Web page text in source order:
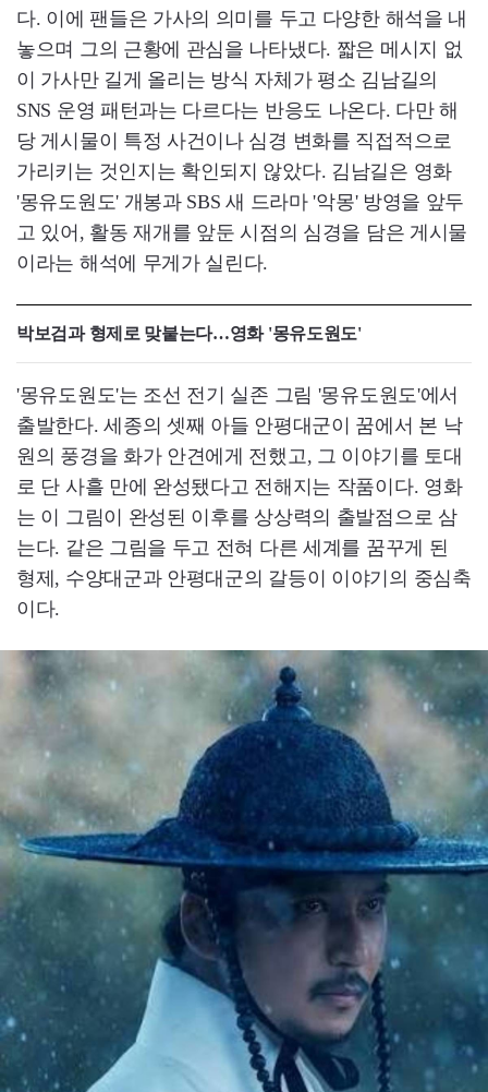
다. 이에 팬들은 가사의 의미를 두고 다양한 해석을 내
놓으며 그의 근황에 관심을 나타냈다. 짧은 메시지 없
이 가사만 길게 올리는 방식 자체가 평소 김남길의
SNS 운영 패턴과는 다르다는 반응도 나온다. 다만 해
당 게시물이 특정 사건이나 심경 변화를 직접적으로
가리키는 것인지는 확인되지 않았다. 김남길은 영화
'몽유도원도' 개봉과 SBS 새 드라마 '악몽' 방영을 앞두
고 있어, 활동 재개를 앞둔 시점의 심경을 담은 게시물
이라는 해석에 무게가 실린다.
박보검과 형제로 맞붙는다…영화 '몽유도원도'
'몽유도원도'는 조선 전기 실존 그림 '몽유도원도'에서
출발한다. 세종의 셋째 아들 안평대군이 꿈에서 본 낙
원의 풍경을 화가 안견에게 전했고, 그 이야기를 토대
로 단 사흘 만에 완성됐다고 전해지는 작품이다. 영화
는 이 그림이 완성된 이후를 상상력의 출발점으로 삼
는다. 같은 그림을 두고 전혀 다른 세계를 꿈꾸게 된
형제, 수양대군과 안평대군의 갈등이 이야기의 중심축
이다.